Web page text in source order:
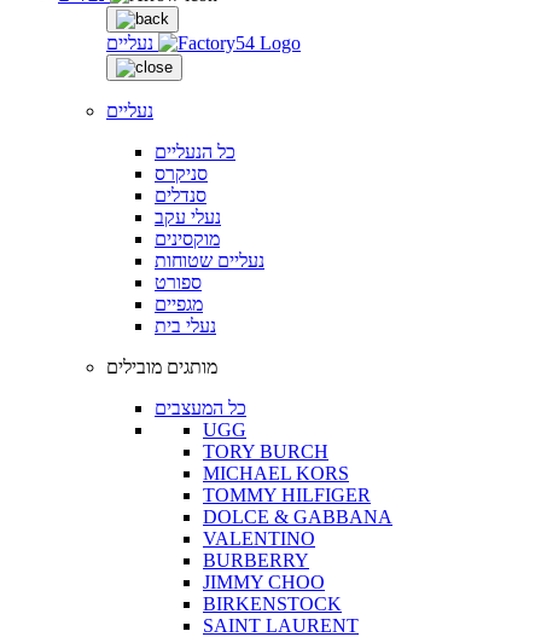
נעליים
נעליים
כל הנעליים
סניקרס
סנדלים
נעלי עקב
מוקסינים
נעליים שטוחות
ספורט
מגפיים
נעלי בית
מותגים מובילים
כל המעצבים
UGG
TORY BURCH
MICHAEL KORS
TOMMY HILFIGER
DOLCE & GABBANA
VALENTINO
BURBERRY
JIMMY CHOO
BIRKENSTOCK
SAINT LAURENT